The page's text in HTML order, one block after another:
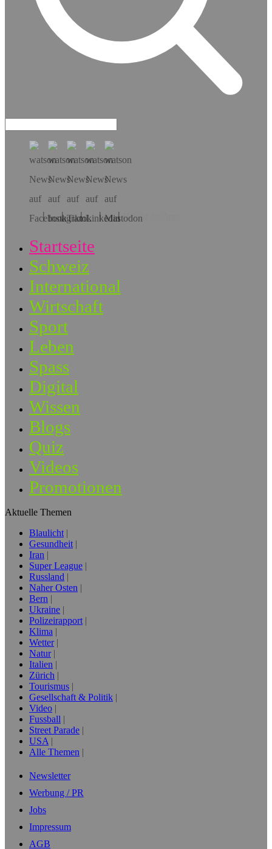
Hol dir die App!
Startseite
Schweiz
International
Wirtschaft
Sport
Leben
Spass
Digital
Wissen
Blogs
Quiz
Videos
Promotionen
Aktuelle Themen
Blaulicht
Gesundheit
Iran
Super League
Russland
Naher Osten
Bern
Ukraine
Polizeirapport
Klima
Wetter
Natur
Italien
Zürich
Tourismus
Gesellschaft & Politik
Video
Fussball
Street Parade
USA
Alle Themen
Newsletter
Werbung / PR
Jobs
Impressum
AGB